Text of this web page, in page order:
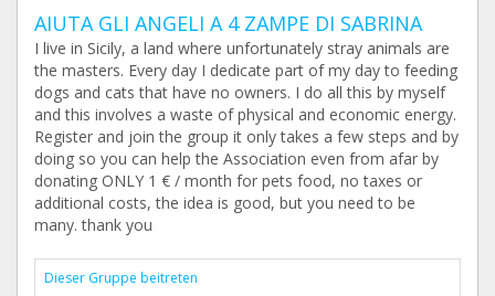
AIUTA GLI ANGELI A 4 ZAMPE DI SABRINA
I live in Sicily, a land where unfortunately stray animals are
the masters. Every day I dedicate part of my day to feeding
dogs and cats that have no owners. I do all this by myself
and this involves a waste of physical and economic energy.
Register and join the group it only takes a few steps and by
doing so you can help the Association even from afar by
donating ONLY 1 € / month for pets food, no taxes or
additional costs, the idea is good, but you need to be
many. thank you
Dieser Gruppe beitreten